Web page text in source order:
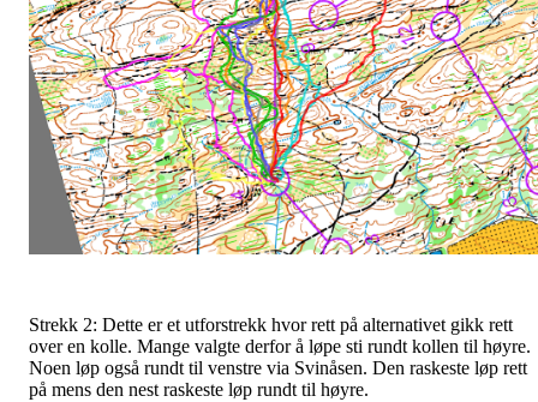
Strekk 2: Dette er et utforstrekk hvor rett på alternativet gikk rett
over en kolle. Mange valgte derfor å løpe sti rundt kollen til høyre.
Noen løp også rundt til venstre via Svinåsen. Den raskeste løp rett
på mens den nest raskeste løp rundt til høyre.